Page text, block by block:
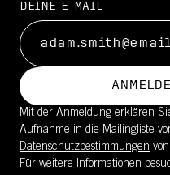
DEINE E-MAIL
Mit der Anmeldung erklären
Aufnahme in die Mailingliste
Datenschutzbestimmungen
Für weitere Informationen